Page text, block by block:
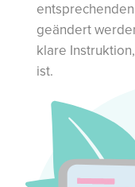
geändert
klare
ist.